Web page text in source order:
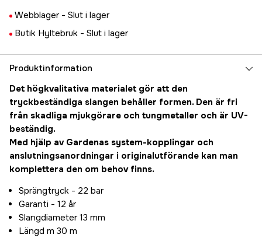
Webblager - Slut i lager
Butik Hyltebruk - Slut i lager
Produktinformation
Det högkvalitativa materialet gör att den
tryckbeständiga slangen behåller formen. Den är fri
från skadliga mjukgörare och tungmetaller och är UV-
beständig.
Med hjälp av Gardenas system-kopplingar och
anslutningsanordningar i originalutförande kan man
komplettera den om behov finns.
Sprängtryck - 22 bar
Garanti - 12 år
Slangdiameter 13 mm
Längd m 30 m